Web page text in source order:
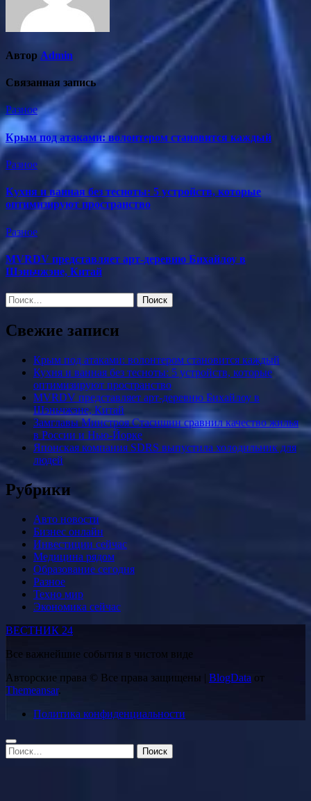
Автор Admin
Связанная запись
Разное
Крым под атаками: волонтером становится каждый
Разное
Кухня и ванная без тесноты: 5 устройств, которые
оптимизируют пространство
Разное
MVRDV представляет арт-деревню Бихайлоу в
Шэньчжэне, Китай
Найти:
Свежие записи
Крым под атаками: волонтером становится каждый
Кухня и ванная без тесноты: 5 устройств, которые
оптимизируют пространство
MVRDV представляет арт-деревню Бихайлоу в
Шэньчжэне, Китай
Замглавы Минстроя Стасишин сравнил качество жилья
в России и Нью-Йорке
Японская компания SDRS выпустила холодильник для
людей
Рубрики
Авто новости
Бизнес онлайн
Инвестиции сейчас
Медицина рядом
Образование сегодня
Разное
Техно мир
Экономика сейчас
ВЕСТНИК 24
Все важнейшие события в чистом виде
Авторские права © Все права защищены | BlogData от
Themeansar.
Политика конфиденциальности
Найти: